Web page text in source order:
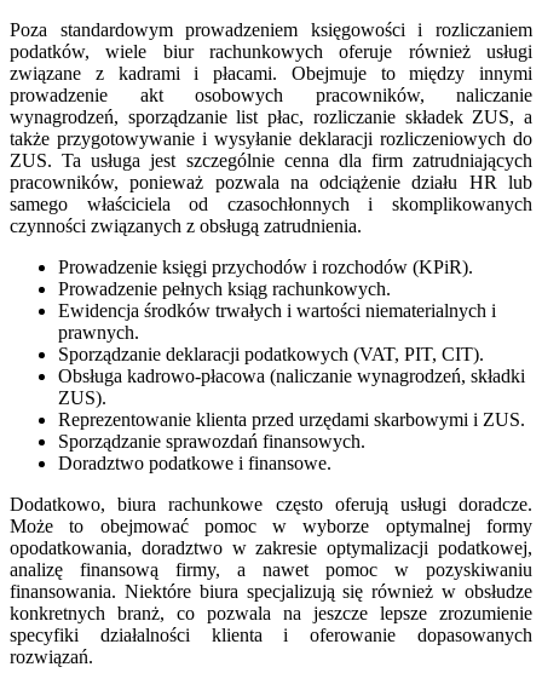
Poza standardowym prowadzeniem księgowości i rozliczaniem
podatków, wiele biur rachunkowych oferuje również usługi
związane z kadrami i płacami. Obejmuje to między innymi
prowadzenie akt osobowych pracowników, naliczanie
wynagrodzeń, sporządzanie list płac, rozliczanie składek ZUS, a
także przygotowywanie i wysyłanie deklaracji rozliczeniowych do
ZUS. Ta usługa jest szczególnie cenna dla firm zatrudniających
pracowników, ponieważ pozwala na odciążenie działu HR lub
samego właściciela od czasochłonnych i skomplikowanych
czynności związanych z obsługą zatrudnienia.
Prowadzenie księgi przychodów i rozchodów (KPiR).
Prowadzenie pełnych ksiąg rachunkowych.
Ewidencja środków trwałych i wartości niematerialnych i
prawnych.
Sporządzanie deklaracji podatkowych (VAT, PIT, CIT).
Obsługa kadrowo-płacowa (naliczanie wynagrodzeń, składki
ZUS).
Reprezentowanie klienta przed urzędami skarbowymi i ZUS.
Sporządzanie sprawozdań finansowych.
Doradztwo podatkowe i finansowe.
Dodatkowo, biura rachunkowe często oferują usługi doradcze.
Może to obejmować pomoc w wyborze optymalnej formy
opodatkowania, doradztwo w zakresie optymalizacji podatkowej,
analizę finansową firmy, a nawet pomoc w pozyskiwaniu
finansowania. Niektóre biura specjalizują się również w obsłudze
konkretnych branż, co pozwala na jeszcze lepsze zrozumienie
specyfiki działalności klienta i oferowanie dopasowanych
rozwiązań.